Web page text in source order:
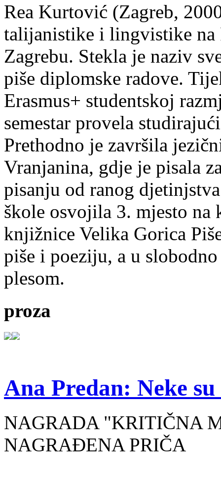
Rea Kurtović (Zagreb,
talijanistike i lingvistike
Zagrebu. Stekla je naziv
piše diplomske radove.
Erasmus+ studentskoj
semestar provela
Prethodno je završila
Vranjanina, gdje je pisala
pisanju od ranog
škole osvojila 3. mjesto na
knjižnice Velika Gorica
piše i poeziju, a u
plesom.
proza
Ana Predan: Neke
NAGRADA "KRITIČNA
NAGRAĐENA PRIČA